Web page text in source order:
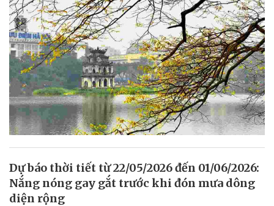
Dự báo thời tiết từ 22/05/2026 đến 01/06/2026:
Nắng nóng gay gắt trước khi đón mưa dông
diện rộng